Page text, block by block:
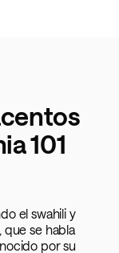
101
el swahili y
que se habla
por su